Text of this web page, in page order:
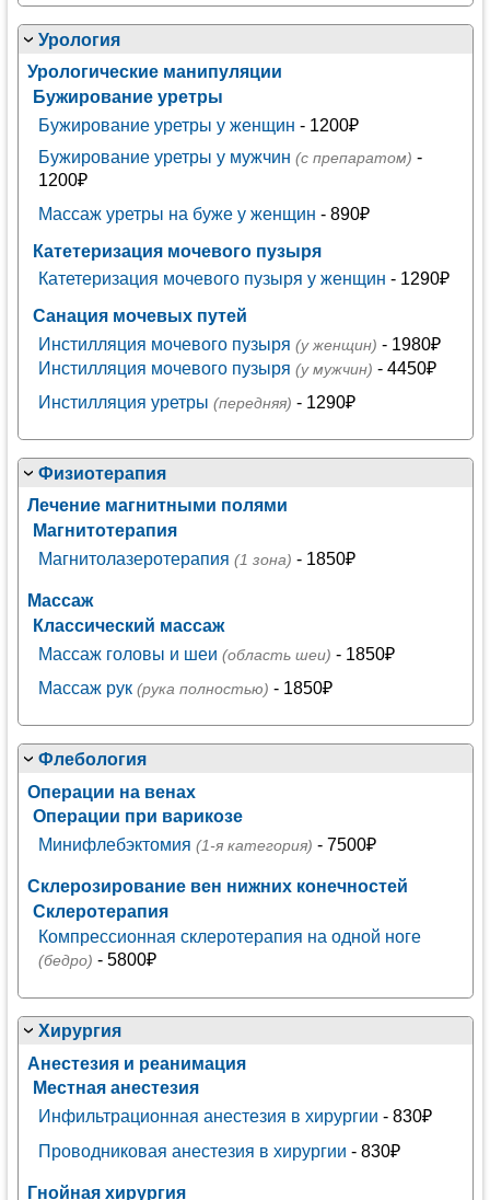
Урология
Урологические манипуляции
Бужирование уретры
Бужирование уретры у женщин - 1200₽
Бужирование уретры у мужчин (с препаратом) -
1200₽
Массаж уретры на буже у женщин - 890₽
Катетеризация мочевого пузыря
Катетеризация мочевого пузыря у женщин - 1290₽
Санация мочевых путей
Инстилляция мочевого пузыря (у женщин) - 1980₽
Инстилляция мочевого пузыря (у мужчин) - 4450₽
Инстилляция уретры (передняя) - 1290₽
Физиотерапия
Лечение магнитными полями
Магнитотерапия
Магнитолазеротерапия (1 зона) - 1850₽
Массаж
Классический массаж
Массаж головы и шеи (область шеи) - 1850₽
Массаж рук (рука полностью) - 1850₽
Флебология
Операции на венах
Операции при варикозе
Минифлебэктомия (1-я категория) - 7500₽
Склерозирование вен нижних конечностей
Склеротерапия
Компрессионная склеротерапия на одной ноге
(бедро) - 5800₽
Хирургия
Анестезия и реанимация
Местная анестезия
Инфильтрационная анестезия в хирургии - 830₽
Проводниковая анестезия в хирургии - 830₽
Гнойная хирургия